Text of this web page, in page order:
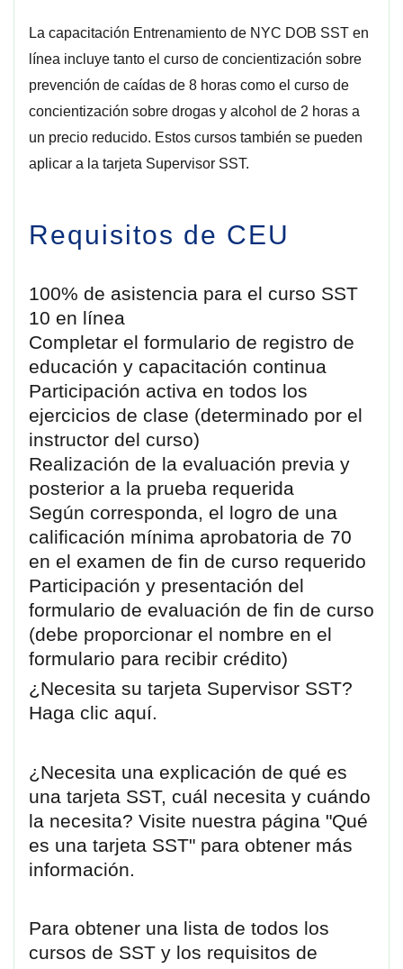
La capacitación Entrenamiento de NYC DOB SST en
línea incluye tanto el curso de concientización sobre
prevención de caídas de 8 horas como el curso de
concientización sobre drogas y alcohol de 2 horas a
un precio reducido. Estos cursos también se pueden
aplicar a la tarjeta Supervisor SST.
Requisitos de CEU
100% de asistencia para el curso SST
10 en línea
Completar el formulario de registro de
educación y capacitación continua
Participación activa en todos los
ejercicios de clase (determinado por el
instructor del curso)
Realización de la evaluación previa y
posterior a la prueba requerida
Según corresponda, el logro de una
calificación mínima aprobatoria de 70
en el examen de fin de curso requerido
Participación y presentación del
formulario de evaluación de fin de curso
(debe proporcionar el nombre en el
formulario para recibir crédito)
¿Necesita su tarjeta Supervisor SST?
Haga clic aquí.
¿Necesita una explicación de qué es
una tarjeta SST, cuál necesita y cuándo
la necesita? Visite nuestra página "Qué
es una tarjeta SST" para obtener más
información.
Para obtener una lista de todos los
cursos de SST y los requisitos de